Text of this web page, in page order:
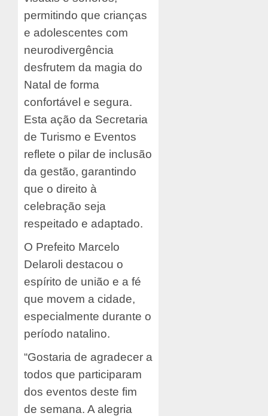
permitindo que crianças
e adolescentes com
neurodivergência
desfrutem da magia do
Natal de forma
confortável e segura.
Esta ação da Secretaria
de Turismo e Eventos
reflete o pilar de inclusão
da gestão, garantindo
que o direito à
celebração seja
respeitado e adaptado.
O Prefeito Marcelo
Delaroli destacou o
espírito de união e a fé
que movem a cidade,
especialmente durante o
período natalino.
“Gostaria de agradecer a
todos que participaram
dos eventos deste fim
de semana. A alegria